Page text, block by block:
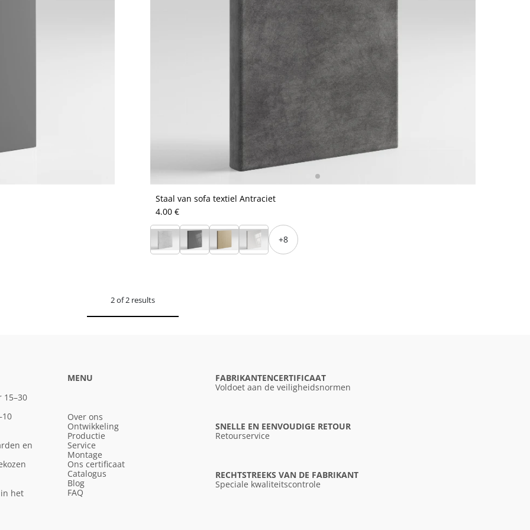
Staal van sofa textiel Antraciet
4.00 €
+8
2 of 2 results
15–30
en
in het
MENU
Over ons
Ontwikkeling
Productie
Service
Montage
Ons certificaat
Catalogus
Blog
FAQ
FABRIKANTENCERTIFICAAT
Voldoet aan de veiligheidsnormen
SNELLE EN EENVOUDIGE RETOUR
Retourservice
RECHTSTREEKS VAN DE FABRIKANT
Speciale kwaliteitscontrole